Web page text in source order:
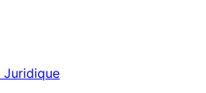
Juridique